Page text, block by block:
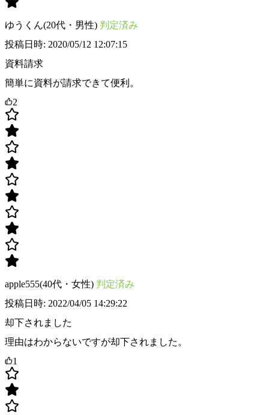
ゆうくん(20代・男性) 判定済み
投稿日時: 2020/05/12 12:07:15
資料請求
簡単に資料が請求できて便利。
2
apple555(40代・女性) 判定済み
投稿日時: 2022/04/05 14:29:22
却下されました
理由はわからないですが却下されました。
1